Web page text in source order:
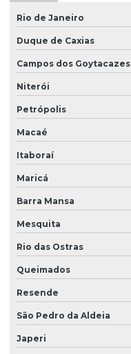
Rio de Janeiro
Duque de Caxias
Campos dos Goytacazes
Niterói
Petrópolis
Macaé
Itaboraí
Maricá
Barra Mansa
Mesquita
Rio das Ostras
Queimados
Resende
São Pedro da Aldeia
Japeri